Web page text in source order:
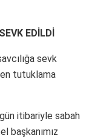
EDİLDİ
sevk
tutuklama
itibariyle sabah
başkanımız